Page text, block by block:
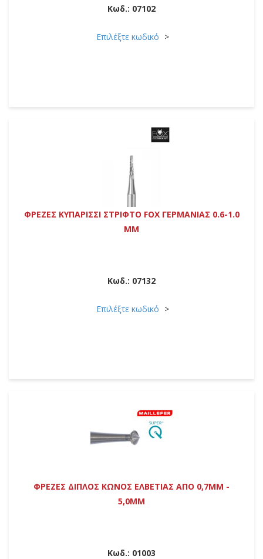
Κωδ.: 07102
Επιλέξτε κωδικό
ΦΡΕΖΕΣ ΚΥΠΑΡΙΣΣΙ ΣΤΡΙΦΤΟ FOX ΓΕΡΜΑΝΙΑΣ 0.6-1.0
MM
Κωδ.: 07132
Επιλέξτε κωδικό
ΦΡΕΖΕΣ ΔΙΠΛΟΣ ΚΩΝΟΣ ΕΛΒΕΤΙΑΣ ΑΠΟ 0,7MM -
5,0MM
Κωδ.: 01003